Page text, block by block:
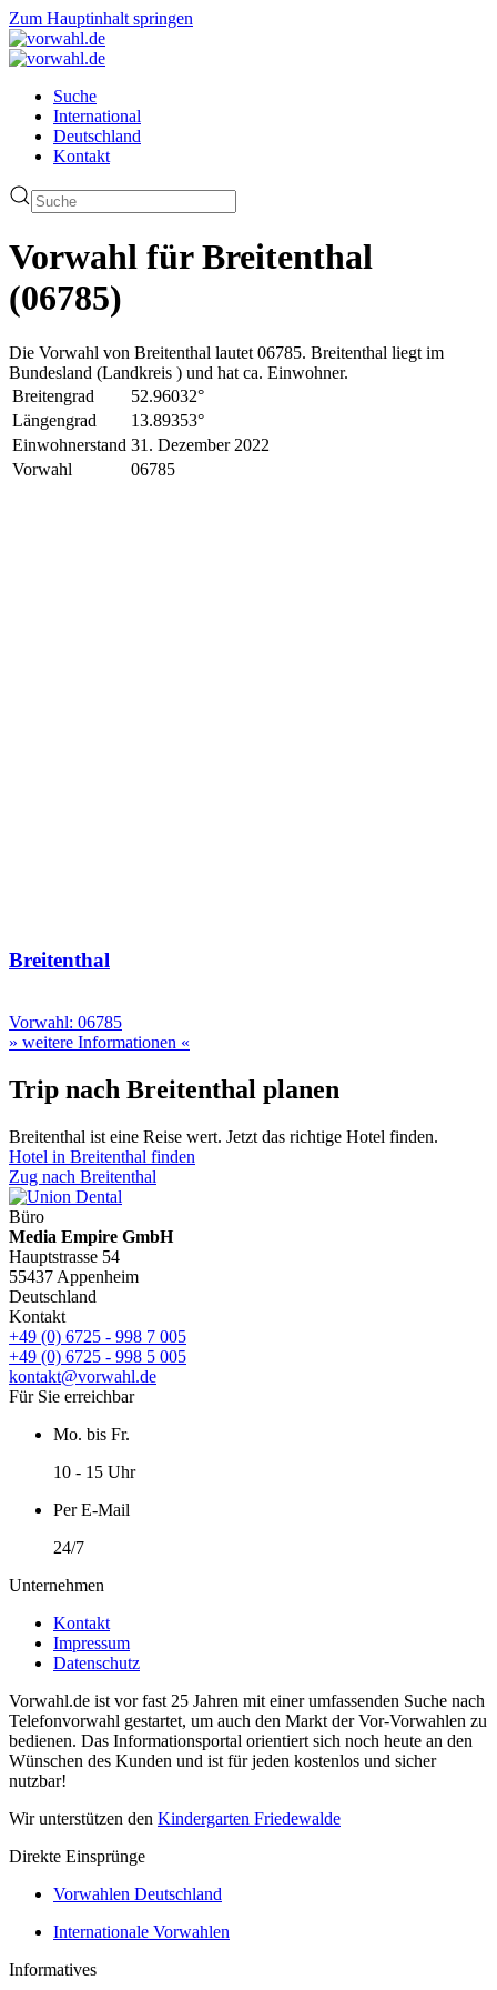
Zum Hauptinhalt springen
Suche
International
Deutschland
Kontakt
Vorwahl für Breitenthal
(06785)
Die Vorwahl von Breitenthal lautet 06785. Breitenthal liegt im
Bundesland (Landkreis ) und hat ca. Einwohner.
Breitengrad
52.96032°
Längengrad
13.89353°
Einwohnerstand 31. Dezember 2022
Vorwahl
06785
Breitenthal
Vorwahl: 06785
» weitere Informationen «
Trip nach Breitenthal planen
Breitenthal ist eine Reise wert. Jetzt das richtige Hotel finden.
Hotel in Breitenthal finden
Zug nach Breitenthal
Büro
Media Empire GmbH
Hauptstrasse 54
55437 Appenheim
Deutschland
Kontakt
+49 (0) 6725 - 998 7 005
+49 (0) 6725 - 998 5 005
kontakt@vorwahl.de
Für Sie erreichbar
Mo. bis Fr.
10 - 15 Uhr
Per E-Mail
24/7
Unternehmen
Kontakt
Impressum
Datenschutz
Vorwahl.de ist vor fast 25 Jahren mit einer umfassenden Suche nach
Telefonvorwahl gestartet, um auch den Markt der Vor-Vorwahlen zu
bedienen. Das Informationsportal orientiert sich noch heute an den
Wünschen des Kunden und ist für jeden kostenlos und sicher
nutzbar!
Wir unterstützen den Kindergarten Friedewalde
Direkte Einsprünge
Vorwahlen Deutschland
Internationale Vorwahlen
Informatives